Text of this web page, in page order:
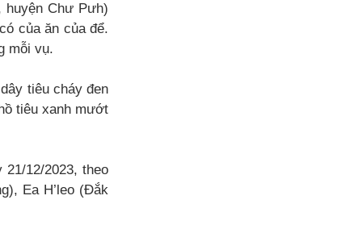
huyện Chư Pưh)
của ăn của để.
mỗi vụ.
tiêu cháy đen
tiêu xanh mướt
12/2023, theo
Ea H’leo (Đắk